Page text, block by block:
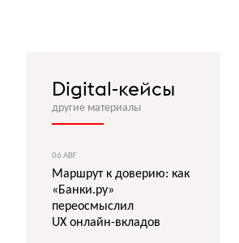
Digital-кейсы
другие материалы
06 АВГ
Маршрут к доверию: как
«Банки.ру»
переосмыслил
UX онлайн-вкладов